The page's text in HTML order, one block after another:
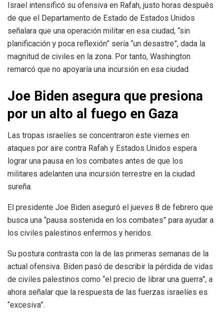
Israel intensificó su ofensiva en Rafah, justo horas después
de que el Departamento de Estado de Estados Unidos
señalara que una operación militar en esa ciudad, “sin
planificación y poca reflexión” sería “un desastre”, dada la
magnitud de civiles en la zona. Por tanto, Washington
remarcó que no apoyaría una incursión en esa ciudad.
Joe Biden asegura que presiona
por un alto al fuego en Gaza
Las tropas israelíes se concentraron este viernes en
ataques por aire contra Rafah y Estados Unidos espera
lograr una pausa en los combates antes de que los
militares adelanten una incursión terrestre en la ciudad
sureña.
El presidente Joe Biden aseguró el jueves 8 de febrero que
busca una “pausa sostenida en los combates” para ayudar a
los civiles palestinos enfermos y heridos.
Su postura contrasta con la de las primeras semanas de la
actual ofensiva. Biden pasó de describir la pérdida de vidas
de civiles palestinos como “el precio de librar una guerra”, a
ahora señalar que la respuesta de las fuerzas israelíes es
“excesiva”.